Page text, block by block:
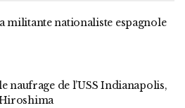
militante nationaliste espagnole
naufrage de l’USS Indianapolis,